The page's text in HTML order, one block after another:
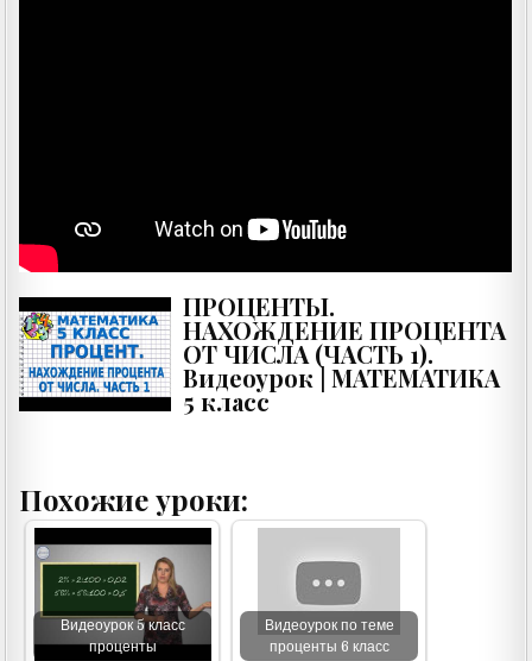
ПРОЦЕНТЫ.
НАХОЖДЕНИЕ ПРОЦЕНТА
ОТ ЧИСЛА (ЧАСТЬ 1).
Видеоурок | МАТЕМАТИКА
5 класс
Похожие уроки:
Видеоурок 5 класс
проценты
Видеоурок по теме
проценты 6 класс